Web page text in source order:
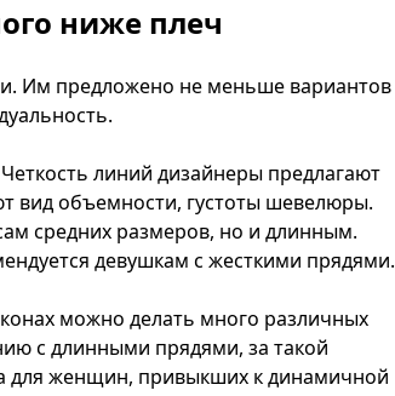
ниже плеч
Им предложено не меньше вариантов
линий дизайнеры предлагают
вид объемности, густоты шевелюры.
средних размеров, но и длинным.
девушкам с жесткими прядями.
можно делать много различных
с длинными прядями, за такой
для женщин, привыкших к динамичной